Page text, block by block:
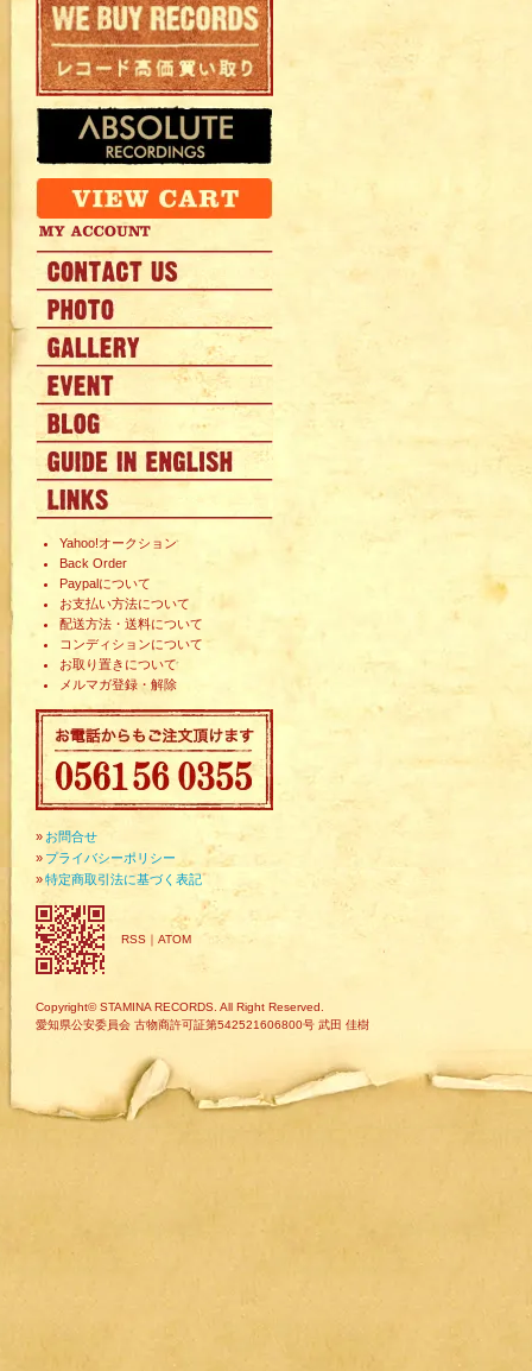
Yahoo!オークション
Back Order
Paypalについて
お支払い方法について
配送方法・送料について
コンディションについて
お取り置きについて
メルマガ登録・解除
» お問合せ
» プライバシーポリシー
»特定商取引法に基づく表記
RSS ｜ ATOM
Copyright© STAMINA RECORDS. All Right Reserved.
愛知県公安委員会 古物商許可証第542521606800号 武田 佳樹